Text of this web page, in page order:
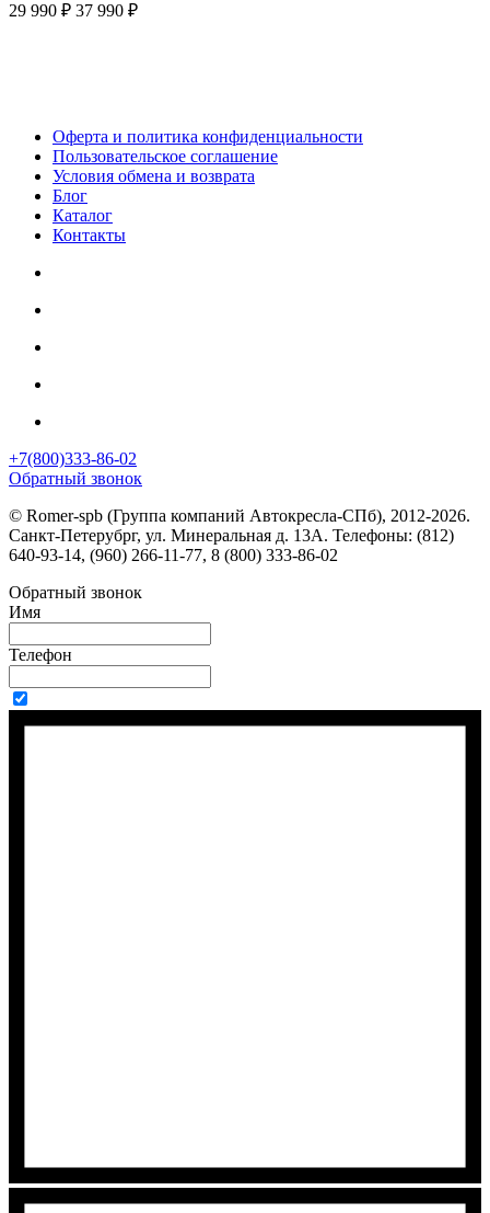
29 990 ₽ 37 990 ₽
Оферта и политика конфиденциальности
Пользовательское соглашение
Условия обмена и возврата
Блог
Каталог
Контакты
+7(800)333-86-02
Обратный звонок
© Romer-spb (Группа компаний Автокресла-СПб), 2012-2026.
Санкт-Петерубрг, ул. Минеральная д. 13А. Телефоны: (812)
640-93-14, (960) 266-11-77, 8 (800) 333-86-02
Обратный звонок
Имя
Телефон